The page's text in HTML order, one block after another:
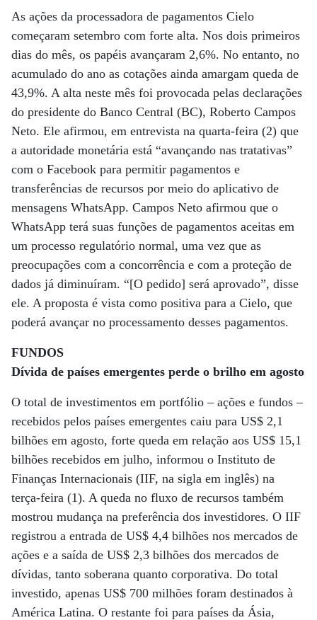
As ações da processadora de pagamentos Cielo
começaram setembro com forte alta. Nos dois primeiros
dias do mês, os papéis avançaram 2,6%. No entanto, no
acumulado do ano as cotações ainda amargam queda de
43,9%. A alta neste mês foi provocada pelas declarações
do presidente do Banco Central (BC), Roberto Campos
Neto. Ele afirmou, em entrevista na quarta-feira (2) que
a autoridade monetária está “avançando nas tratativas”
com o Facebook para permitir pagamentos e
transferências de recursos por meio do aplicativo de
mensagens WhatsApp. Campos Neto afirmou que o
WhatsApp terá suas funções de pagamentos aceitas em
um processo regulatório normal, uma vez que as
preocupações com a concorrência e com a proteção de
dados já diminuíram. “[O pedido] será aprovado”, disse
ele. A proposta é vista como positiva para a Cielo, que
poderá avançar no processamento desses pagamentos.
FUNDOS
Dívida de países emergentes perde o brilho em agosto
O total de investimentos em portfólio – ações e fundos –
recebidos pelos países emergentes caiu para US$ 2,1
bilhões em agosto, forte queda em relação aos US$ 15,1
bilhões recebidos em julho, informou o Instituto de
Finanças Internacionais (IIF, na sigla em inglês) na
terça-feira (1). A queda no fluxo de recursos também
mostrou mudança na preferência dos investidores. O IIF
registrou a entrada de US$ 4,4 bilhões nos mercados de
ações e a saída de US$ 2,3 bilhões dos mercados de
dívidas, tanto soberana quanto corporativa. Do total
investido, apenas US$ 700 milhões foram destinados à
América Latina. O restante foi para países da Ásia,